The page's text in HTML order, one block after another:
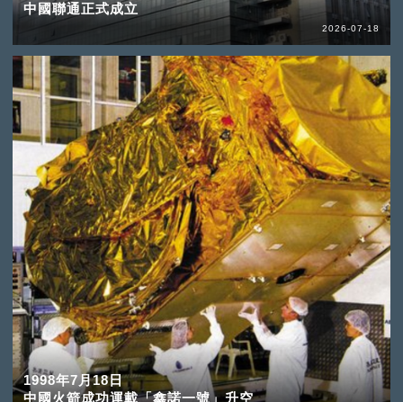
中國聯通正式成立
2026-07-18
1998年7月18日
中國火箭成功運載「鑫諾一號」升空